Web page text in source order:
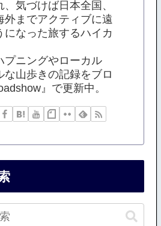
、気づけば日本全国、
外までアクティブに遠
になった旅するハイカ
プニングやローカル
な山歩きの記録をブロ
』で更新中。